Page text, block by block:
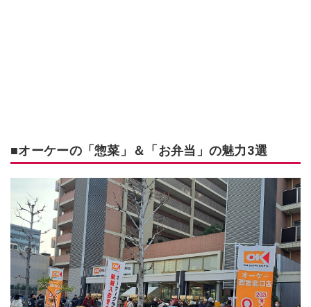
■オーケーの「惣菜」＆「お弁当」の魅力3選